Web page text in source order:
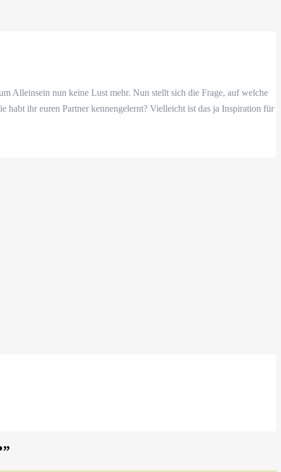
Alleinsein nun keine Lust mehr. Nun stellt sich die Frage, auf welche
ihr euren Partner kennengelernt? Vielleicht ist das ja Inspiration für
”